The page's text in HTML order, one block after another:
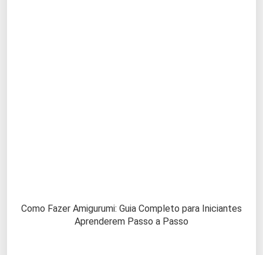
Como Fazer Amigurumi: Guia Completo para Iniciantes
Aprenderem Passo a Passo